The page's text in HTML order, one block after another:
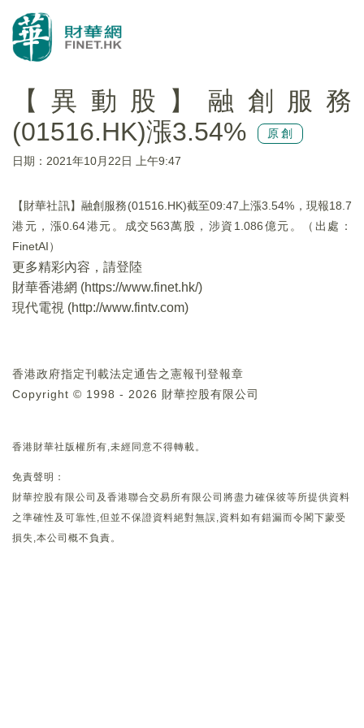
【異動股】融創服務
(01516.HK)漲3.54%
原創
日期：2021年10月22日 上午9:47
【財華社訊】融創服務(01516.HK)截至09:47上漲3.54%，現報18.7
港元，漲0.64港元。成交563萬股，涉資1.086億元。（出處：
FinetAI）
更多精彩內容，請登陸
財華香港網 (https://www.finet.hk/)
現代電視 (http://www.fintv.com)
香港政府指定刊載法定通告之憲報刊登報章
Copyright © 1998 - 2026 財華控股有限公司
香港財華社版權所有,未經同意不得轉載。
免責聲明：
財華控股有限公司及香港聯合交易所有限公司將盡力確保彼等所提供資料
之準確性及可靠性,但並不保證資料絕對無誤,資料如有錯漏而令閣下蒙受
損失,本公司概不負責。